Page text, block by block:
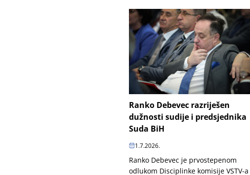
Ranko Debevec razriješen
dužnosti sudije i predsjednika
Suda BiH
1.7.2026.
Ranko Debevec je prvostepenom
odlukom Disciplinke komisije VSTV-a